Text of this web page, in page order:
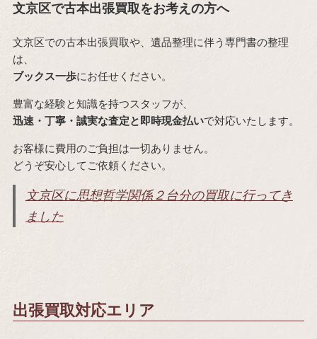
文京区で古本出張買取をお考えの方へ
文京区での古本出張買取や、遺品整理に伴う専門書の整理
は、
ブックス一歩にお任せください。
豊富な経験と知識を持つスタッフが、
迅速・丁寧・誠実な査定と即時現金払いで対応いたします。
お客様に費用のご負担は一切ありません。
どうぞ安心してご依頼ください。
文京区に思想哲学関係２台分の買取に行ってき
ました
出張買取対応エリア